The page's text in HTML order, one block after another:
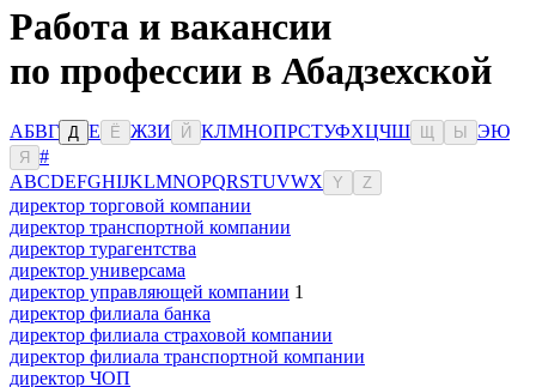
Работа и вакансии
по профессии в Абадзехской
АБВГ Д Е Ё ЖЗИ Й КЛМНОПРСТУФХЦЧШ Ы ЭЮ
Я
#
ABCDEFGHIJKLMNOPQRSTUVWX Y Z
директор торговой компании
директор транспортной компании
директор турагентства
директор универсама
директор управляющей компании 1
директор филиала банка
директор филиала страховой компании
директор филиала транспортной компании
директор ЧОП